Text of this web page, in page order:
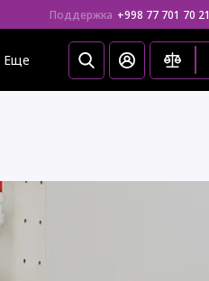
Поддержка +998 77 701 70 21
Еще